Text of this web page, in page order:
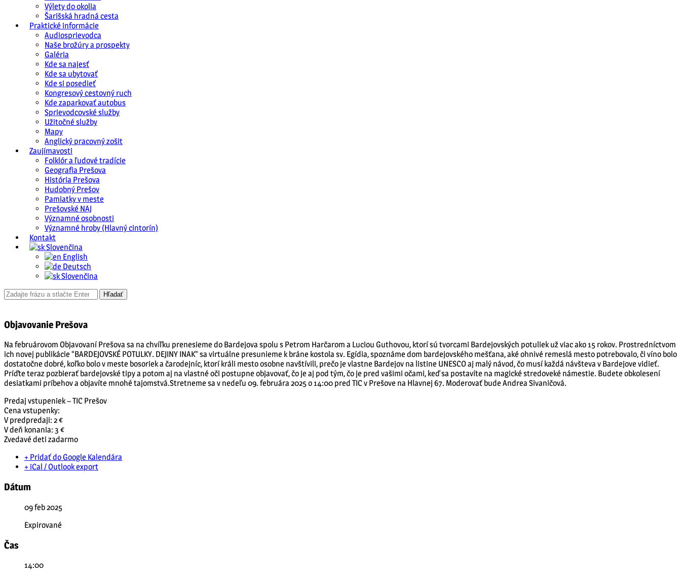
Výlety do okolia
Šarišská hradná cesta
Praktické informácie
Audiosprievodca
Naše brožúry a prospekty
Galéria
Kde sa najesť
Kde sa ubytovať
Kde si posedieť
Kongresový cestovný ruch
Kde zaparkovať autobus
Sprievodcovské služby
Užitočné služby
Mapy
Anglický pracovný zošit
Zaujímavosti
Folklór a ľudové tradície
Geografia Prešova
História Prešova
Hudobný Prešov
Pamiatky v meste
Prešovské NAJ
Významné osobnosti
Významné hroby (Hlavný cintorín)
Kontakt
Slovenčina
English
Deutsch
Slovenčina
Objavovanie Prešova
Na februárovom Objavovaní Prešova sa na chvíľku prenesieme do Bardejova spolu s Petrom Harčarom a Luciou Guthovou, ktorí sú tvorcami Bardejovských potuliek už viac ako 15 rokov. Prostredníctvom
ich novej publikácie “BARDEJOVSKÉ POTULKY. DEJINY INAK” sa virtuálne presunieme k bráne kostola sv. Egídia, spoznáme dom bardejovského mešťana, aké ohnivé remeslá mesto potrebovalo, či víno bolo
dostatočne dobré, koľko bolo v meste bosoriek a čarodejníc, ktorí králi mesto osobne navštívili, prečo je vlastne Bardejov na listine UNESCO aj malý návod, čo musí každá návšteva v Bardejove vidieť.
Príďte teraz pozbierať bardejovské tipy a potom aj na vlastné oči postupne objavovať, čo je aj pod tým, čo je pred vašimi očami, keď sa postavíte na magické stredoveké námestie. Budete obkolesení
desiatkami príbehov a objavíte mnohé tajomstvá.Stretneme sa v nedeľu 09. februára 2025 o 14:00 pred TIC v Prešove na Hlavnej 67. Moderovať bude Andrea Sivaničová.
Predaj vstupeniek – TIC Prešov
Cena vstupenky:
V predpredaji: 2 €
V deň konania: 3 €
Zvedavé deti zadarmo
+ Pridať do Google Kalendára
+ iCal / Outlook export
Dátum
09 feb 2025
Expirované
Čas
14:00